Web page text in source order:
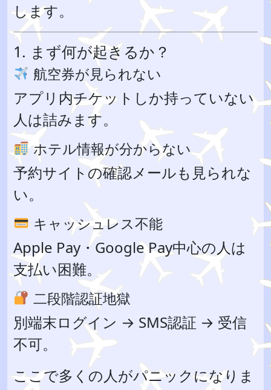
します。
1. まず何が起きるか？
航空券が見られない
アプリ内チケットしか持っていない
人は詰みます。
ホテル情報が分からない
予約サイトの確認メールも見られな
い。
キャッシュレス不能
Apple Pay・Google Pay中心の人は
支払い困難。
二段階認証地獄
別端末ログイン → SMS認証 → 受信
不可。
ここで多くの人がパニックになりま